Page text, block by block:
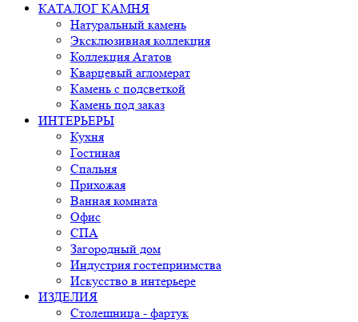
КАТАЛОГ КАМНЯ
Натуральный камень
Эксклюзивная коллекция
Коллекция Агатов
Кварцевый агломерат
Камень с подсветкой
Камень под заказ
ИНТЕРЬЕРЫ
Кухня
Гостиная
Спальня
Прихожая
Ванная комната
Офис
СПА
Загородный дом
Индустрия гостеприимства
Искусство в интерьере
ИЗДЕЛИЯ
Столешница - фартук